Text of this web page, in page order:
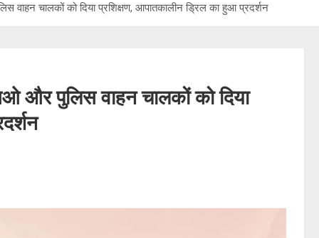
वाहन चालकों को दिया प्रशिक्षण, आपातकालीन ड्रिल का हुआ प्रदर्शन
और पुलिस वाहन चालकों को दिया